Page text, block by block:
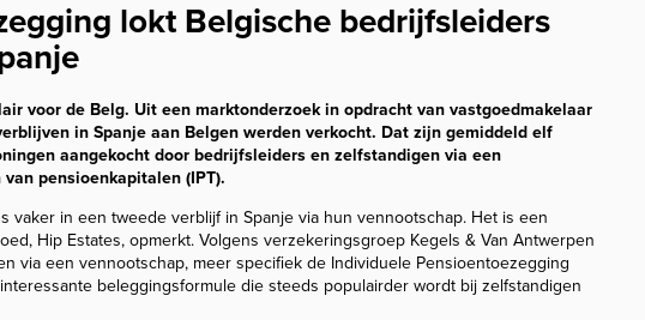
lokt Belgische bedrijfsleiders
voor de Belg. Uit een marktonderzoek in opdracht van vastgoedmakelaar
in Spanje aan Belgen werden verkocht. Dat zijn gemiddeld elf
aangekocht door bedrijfsleiders en zelfstandigen via een
pensioenkapitalen (IPT).
in een tweede verblijf in Spanje via hun vennootschap. Het is een
Hip Estates, opmerkt. Volgens verzekeringsgroep Kegels & Van Antwerpen
via een vennootschap, meer specifiek de Individuele Pensioentoezegging
beleggingsformule die steeds populairder wordt bij zelfstandigen